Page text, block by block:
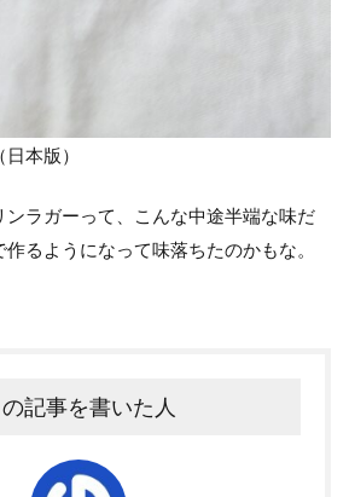
本版）
ンラガーって、こんな中途半端な味だ
るようになって味落ちたのかもな。
記事を書いた人